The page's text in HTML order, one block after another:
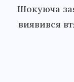
Шокуюча
виявився